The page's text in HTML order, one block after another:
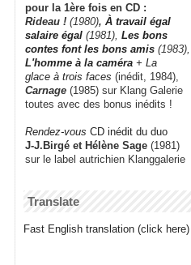
pour la 1ère fois en CD :
Rideau ! (1980), À travail égal
salaire égal (1981), Les bons
contes font les bons amis (1983),
L'homme à la caméra + La
glace à trois faces (inédit, 1984),
Carnage (1985) sur Klang Galerie
toutes avec des bonus inédits !
Rendez-vous CD inédit du duo
J-J.Birgé et Hélène Sage (1981)
sur le label autrichien Klanggalerie
Translate
Fast English translation (click here)